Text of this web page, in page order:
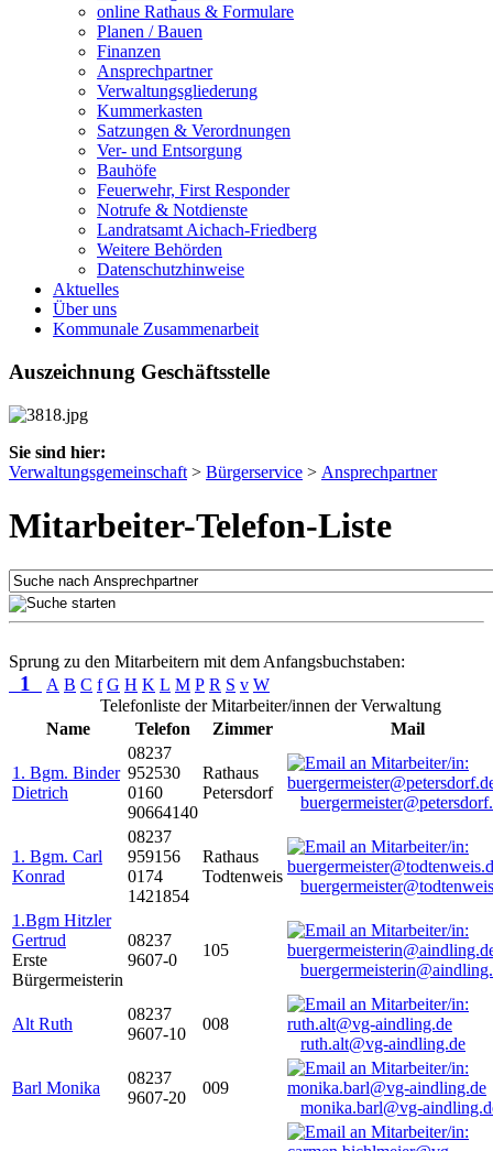
online Rathaus & Formulare
Planen / Bauen
Finanzen
Ansprechpartner
Verwaltungsgliederung
Kummerkasten
Satzungen & Verordnungen
Ver- und Entsorgung
Bauhöfe
Feuerwehr, First Responder
Notrufe & Notdienste
Landratsamt Aichach-Friedberg
Weitere Behörden
Datenschutzhinweise
Aktuelles
Über uns
Kommunale Zusammenarbeit
Auszeichnung Geschäftsstelle
Sie sind hier:
Verwaltungsgemeinschaft > Bürgerservice > Ansprechpartner
Mitarbeiter-Telefon-Liste
Sprung zu den Mitarbeitern mit dem Anfangsbuchstaben:
1 A B C f G H K L M P R S v W
Telefonliste der Mitarbeiter/innen der Verwaltung
Name
Telefon Zimmer Mail
1. Bgm. Binder
Dietrich
08237
952530
0160
90664140
Rathaus
Petersdorf
1. Bgm. Carl
Konrad
08237
959156
0174
1421854
Rathaus
Todtenweis
1.Bgm Hitzler
Gertrud
Erste
Bürgermeisterin
08237
9607-0
105
Alt Ruth
08237
9607-10
008
ruth.alt@vg-aindling.de
Barl Monika
08237
9607-20
009
monika.barl@vg-